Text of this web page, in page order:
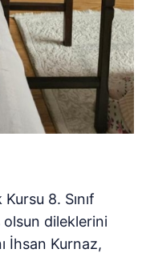
8. Sınıf
olsun dileklerini
İhsan Kurnaz,